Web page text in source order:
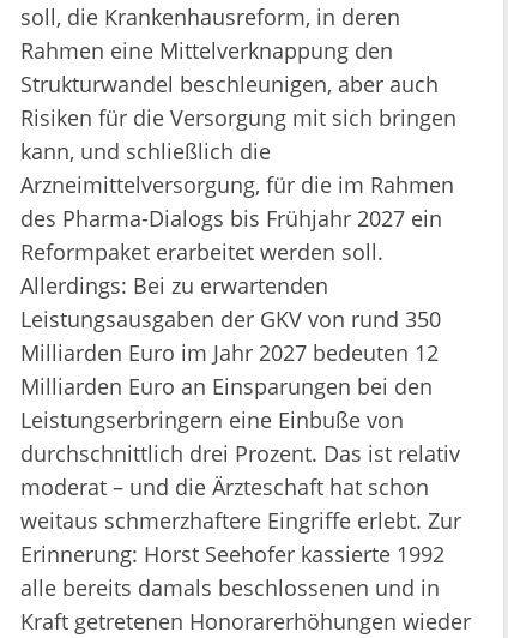
soll, die Krankenhausreform, in deren
Rahmen eine Mittelverknappung den
Strukturwandel beschleunigen, aber auch
Risiken für die Versorgung mit sich bringen
kann, und schließlich die
Arzneimittelversorgung, für die im Rahmen
des Pharma-Dialogs bis Frühjahr 2027 ein
Reformpaket erarbeitet werden soll.
Allerdings: Bei zu erwartenden
Leistungsausgaben der GKV von rund 350
Milliarden Euro im Jahr 2027 bedeuten 12
Milliarden Euro an Einsparungen bei den
Leistungserbringern eine Einbuße von
durchschnittlich drei Prozent. Das ist relativ
moderat – und die Ärzteschaft hat schon
weitaus schmerzhaftere Eingriffe erlebt. Zur
Erinnerung: Horst Seehofer kassierte 1992
alle bereits damals beschlossenen und in
Kraft getretenen Honorarerhöhungen wieder